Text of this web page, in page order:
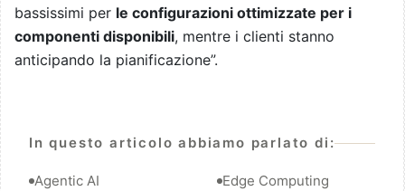
bassissimi per le configurazioni ottimizzate per i
componenti disponibili, mentre i clienti stanno
anticipando la pianificazione”.
In questo articolo abbiamo parlato di:
Agentic AI
Edge Computing